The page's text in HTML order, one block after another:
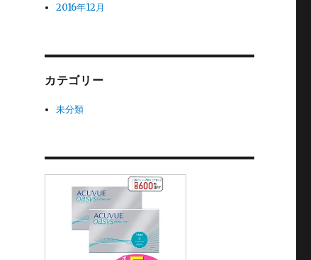
2016年12月
カテゴリー
未分類